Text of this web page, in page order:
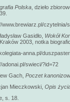
Polska , dzieło
www.brewiarz.pl/czytelnia/
Gasidło, Wokół
Kraków 2003, notka
anna.pl/
adonai.pl/swieci/?id=72
Gach, Poczet
Mieczkowski, Opis
s. 18.